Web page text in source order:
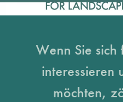
Wenn Sie sich
interessieren
möchten,